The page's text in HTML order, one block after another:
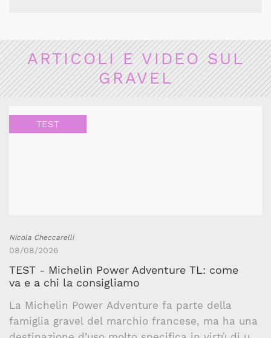
ARTICOLI E VIDEO SUL
GRAVEL
TEST
Nicola Checcarelli
08/08/2026
TEST - Michelin Power Adventure TL: come
va e a chi la consigliamo
La Michelin Power Adventure fa parte della
famiglia gravel del marchio francese, ma ha una